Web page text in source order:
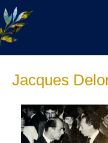
Jacques